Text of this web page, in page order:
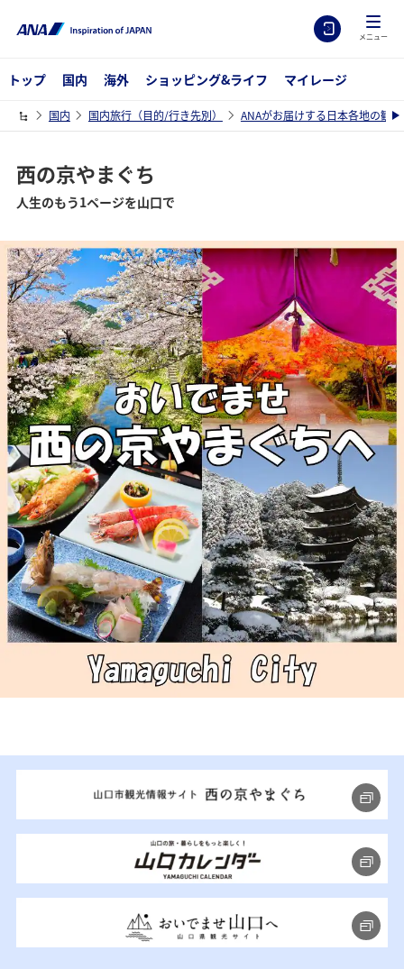
メニュー
トップ 国内 海外 ショッピング&ライフ マイレージ
国内 国内旅行（目的/行き先別） ANAがお届けする日本各地の観
西の京やまぐち
人生のもう1ページを山口で